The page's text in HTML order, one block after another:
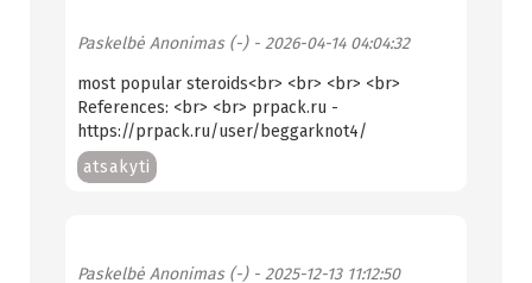
Paskelbė Anonimas (-)- 2026-04-14 04:04:32
most popular steroids<br> <br> <br> <br>
References: <br> <br> prpack.ru -
https://prpack.ru/user/beggarknot4/
atsakyti
Paskelbė Anonimas (-)- 2025-12-13 11:12:50